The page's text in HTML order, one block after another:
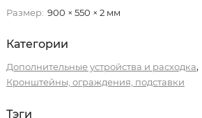
Размер: 900 × 550 × 2 мм
Категории
Дополнительные устройства и расходка,
Кронштейны, ограждения, подставки
Тэги